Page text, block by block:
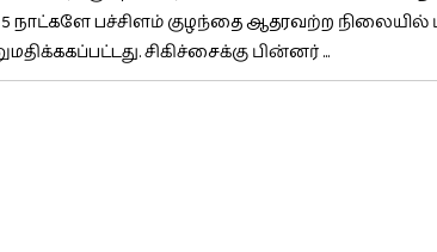
5 நாட்களே பச்சிளம் குழந்தை ஆதரவற்ற நிலையில்
சிகிச்சைக்கு பின்னர் ...